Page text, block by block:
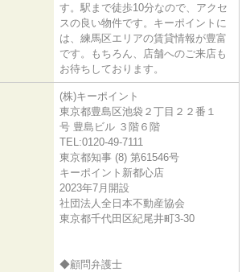
す。駅まで徒歩10分なので、アクセ
スの良い物件です。キーポイントに
は、練馬区エリアの賃貸情報が豊富
です。もちろん、店舗へのご来店も
お待ちしております。
(株)キーポイント
東京都豊島区池袋２丁目２２番１
号 豊島ビル ３階６階
TEL:0120-49-7111
東京都知事 (8) 第61546号
キーポイント新都心店
2023年7月開設
社団法人全日本不動産協会
東京都千代田区紀尾井町3-30
◆顧問弁護士